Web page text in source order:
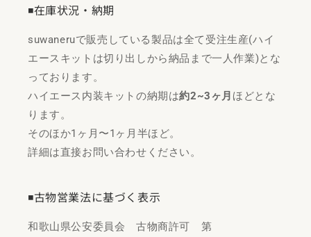
◾️在庫状況・納期
suwaneruで販売している製品は全て受注生産(ハイ
エースキットは切り出しから納品まで一人作業)とな
っております。
ハイエース内装キットの納期は約2~3ヶ月 ほどとな
ります。
そのほか1ヶ月〜1ヶ月半ほど。
詳細は直接お問い合わせください。
◾️古物営業法に基づく表示
和歌山県公安委員会 古物商許可 第